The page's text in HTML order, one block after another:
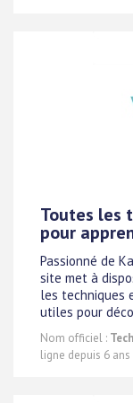
Toutes les
pour
Passionné de
site met à
les techniques
utiles pour
Nom officiel :
ligne depuis 6 ans